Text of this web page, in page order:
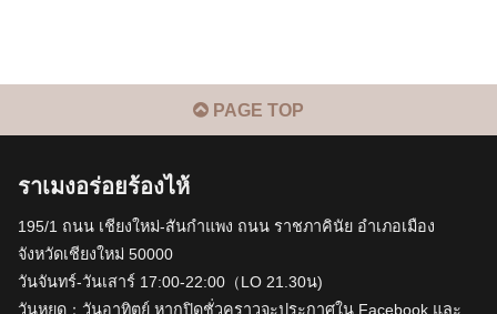
PAGE TOP
ราเมงอร่อยร้องไห้
195/1 ถนน เชียงใหม่-สันกำแพง ถนน ราชภาคินัย อำเภอเมือง
จังหวัดเชียงใหม่ 50000
วันจันทร์-วันเสาร์ 17:00-22:00（LO 21.30น)
วันหยุด：วันอาทิตย์ หากปิดชั่วคราวจะประกาศใน Facebook และ